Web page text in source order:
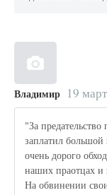
Владимир 19
"За
заплатил большой
очень дорого
наших праотцах и
На обвинении